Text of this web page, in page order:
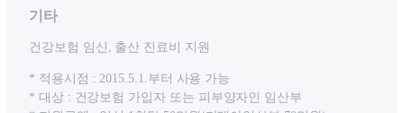
기타
건강보험 임신, 출산 진료비 지원
* 적용시점 : 2015.5.1.부터 사용 가능
* 대상 : 건강보험 가입자 또는 피부양자인 임산부